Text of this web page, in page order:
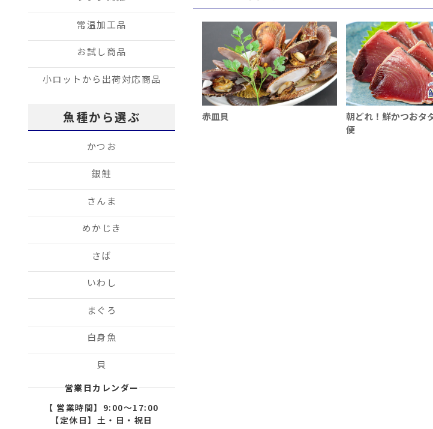
赤皿貝
朝どれ！鮮かつお
便
常温加工品
お試し商品
小ロットから出荷対応商品
魚種から選ぶ
かつお
銀鮭
さんま
めかじき
さば
いわし
まぐろ
白身魚
貝
営業日カレンダー
【 営業時間】9:00〜17:00
【定休日】土・日・祝日